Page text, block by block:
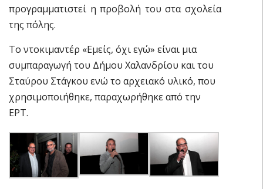
προγραμματιστεί η προβολή του στα σχολεία
της πόλης.
Το ντοκιμαντέρ «Εμείς, όχι εγώ» είναι μια
συμπαραγωγή του Δήμου Χαλανδρίου και του
Σταύρου Στάγκου ενώ το αρχειακό υλικό, που
χρησιμοποιήθηκε, παραχωρήθηκε από την
ΕΡΤ.